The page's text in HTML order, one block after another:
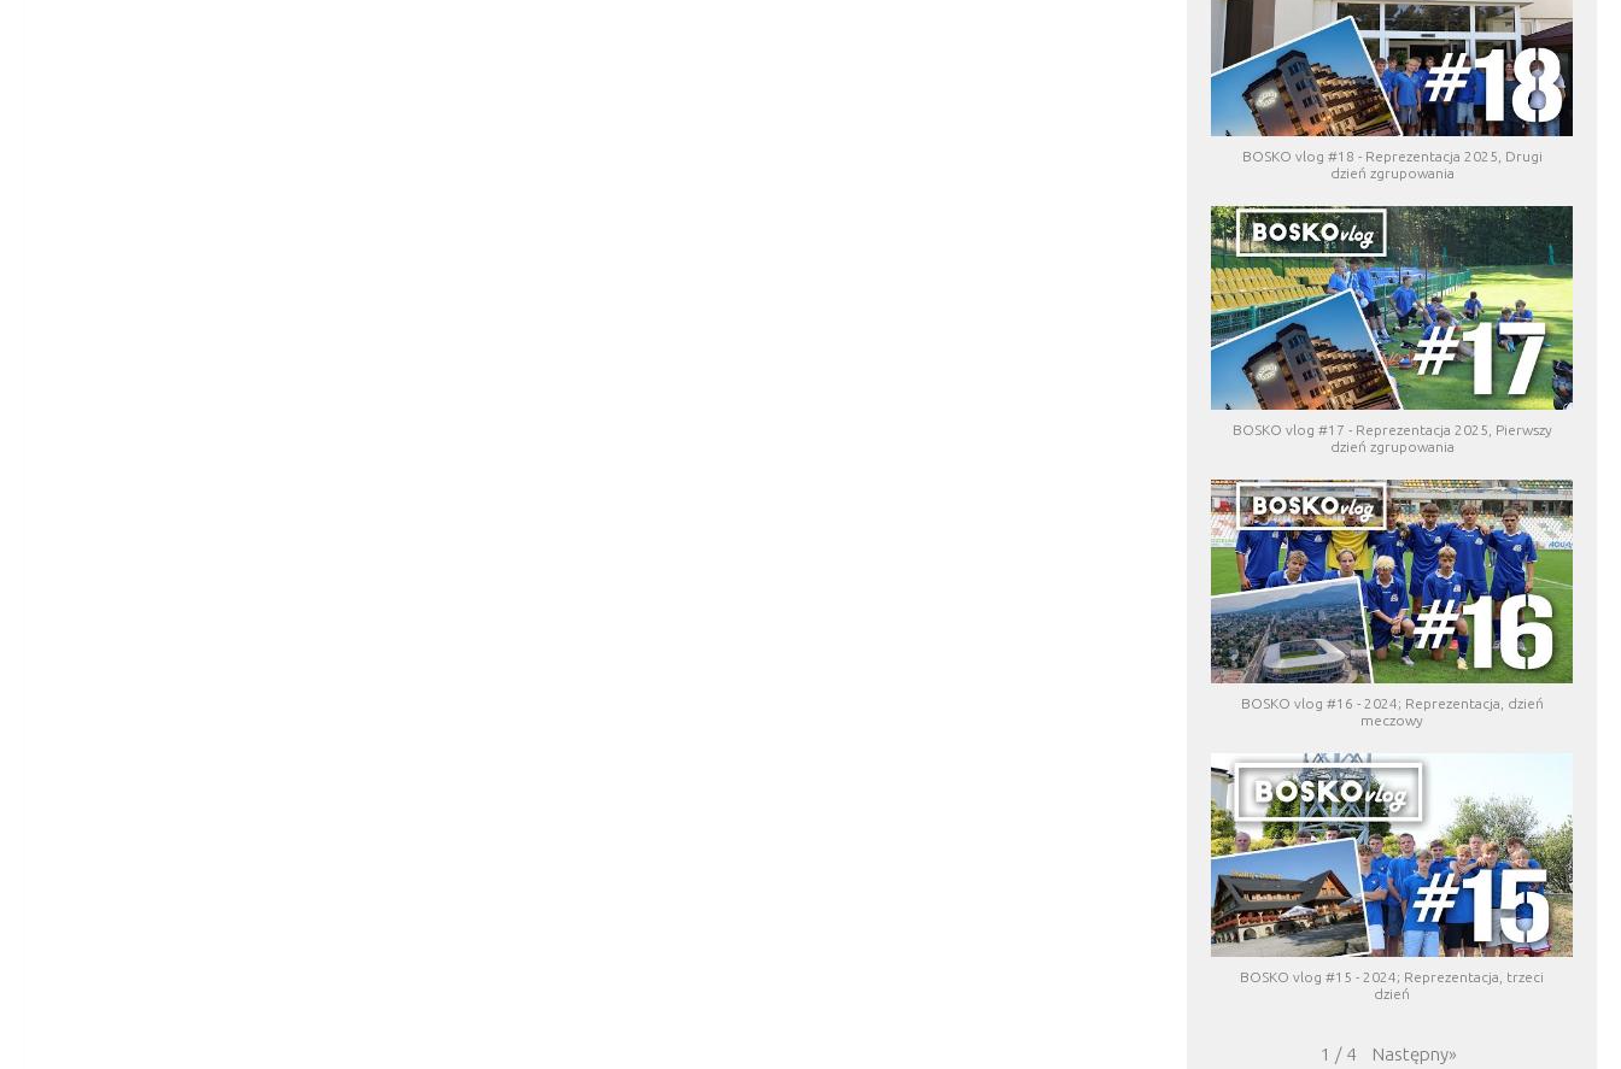
BOSKO vlog #18 - Reprezentacja 2025, Drugi
dzień zgrupowania
BOSKO vlog #17 - Reprezentacja 2025, Pierwszy
dzień zgrupowania
BOSKO vlog #16 - 2024; Reprezentacja, dzień
meczowy
BOSKO vlog #15 - 2024; Reprezentacja, trzeci
dzień
1 / 4 Następny»